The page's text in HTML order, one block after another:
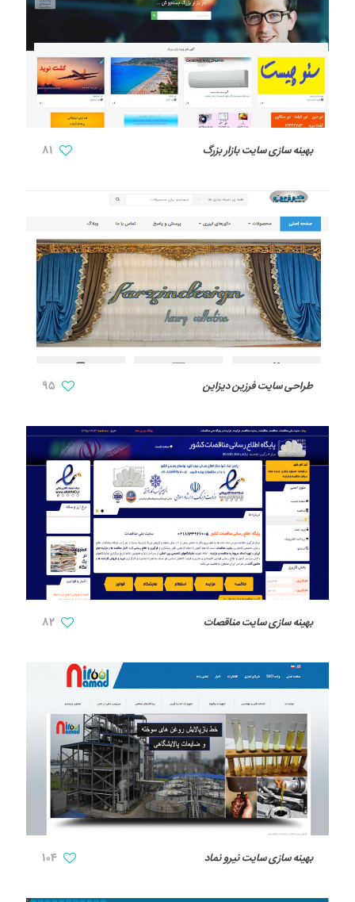
بهینه سازی سایت بازار بزرگ 81
طراحی سایت فرزین دیزاین 95
بهینه سازی سایت مناقصات 82
بهینه سازی سایت نیرو نماد 104